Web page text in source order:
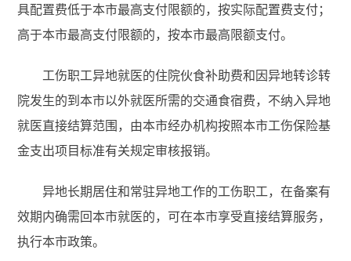
具配置费低于本市最高支付限额的，按实际配置费支付；
高于本市最高支付限额的，按本市最高限额支付。
工伤职工异地就医的住院伙食补助费和因异地转诊转
院发生的到本市以外就医所需的交通食宿费，不纳入异地
就医直接结算范围，由本市经办机构按照本市工伤保险基
金支出项目标准有关规定审核报销。
异地长期居住和常驻异地工作的工伤职工，在备案有
效期内确需回本市就医的，可在本市享受直接结算服务，
执行本市政策。